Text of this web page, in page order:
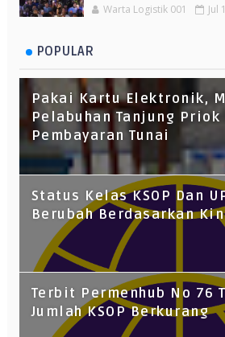
Warta Logistik 001 Jul
POPULAR
Pakai Kartu Elektronik,
Pelabuhan Tanjung Priok
Pembayaran Tunai
Status Kelas KSOP Dan
Berubah Berdasarkan
Terbit Permenhub No 76
Jumlah KSOP Berkurang